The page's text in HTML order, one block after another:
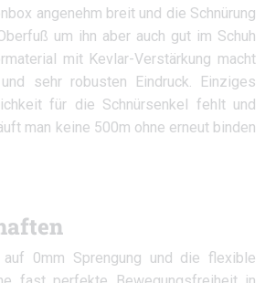
angenehm breit und die Schnürung
um ihn aber auch gut im Schuh
mit Kevlar-Verstärkung macht
sehr robusten Eindruck. Einziges
für die Schnürsenkel fehlt und
man keine 500m ohne erneut binden
0mm Sprengung und die flexible